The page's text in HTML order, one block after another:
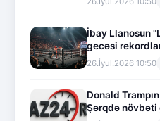
İbay Llanosun
gecəsi
26.İyul.2026 10:50
Donald
Şərqdə